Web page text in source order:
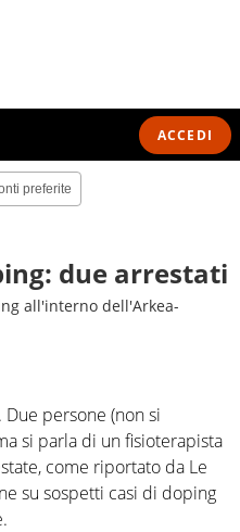
ACCEDI
preferite
due arrestati
all'interno dell'Arkea-
persone (non si
si parla di un fisioterapista
come riportato da Le
su sospetti casi di doping